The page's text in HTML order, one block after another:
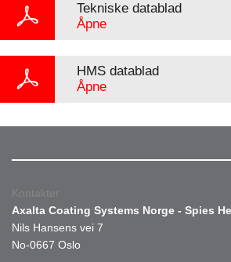
Tekniske datablad
Åpne
HMS datablad
Åpne
Kontakter
Axalta Coating Systems Norge - Spies
Nils Hansens vei 7
No-0667 Oslo